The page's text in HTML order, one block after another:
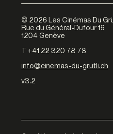
© 2026 Les Cinémas Du
Rue du Général-Dufour 16
1204 Genève
T +41 22 320 78 78
info@cinemas-du-grutli.ch
v3.2